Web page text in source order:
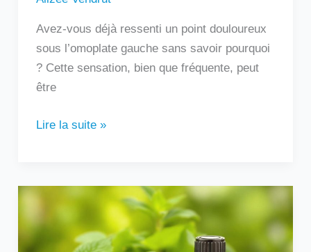
Avez-vous déjà ressenti un point douloureux
sous l’omoplate gauche sans savoir pourquoi
? Cette sensation, bien que fréquente, peut
être
Lire la suite »
Peut-
boire